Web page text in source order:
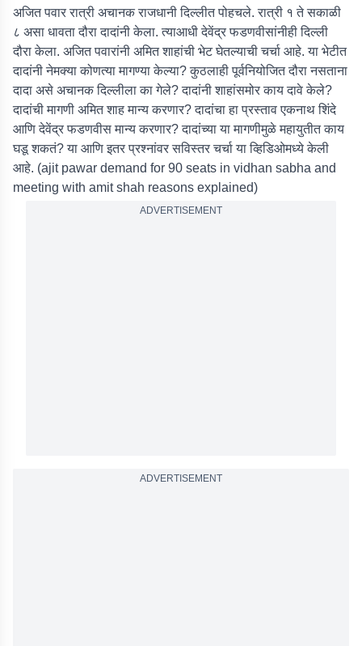
अजित पवार रात्री अचानक राजधानी दिल्लीत पोहचले. रात्री १ ते सकाळी
८ असा धावता दौरा दादांनी केला. त्याआधी देवेंद्र फडणवीसांनीही दिल्ली
दौरा केला. अजित पवारांनी अमित शाहांची भेट घेतल्याची चर्चा आहे. या भेटीत
दादांनी नेमक्या कोणत्या मागण्या केल्या? कुठलाही पूर्वनियोजित दौरा नसताना
दादा असे अचानक दिल्लीला का गेले? दादांनी शाहांसमोर काय दावे केले?
दादांची मागणी अमित शाह मान्य करणार? दादांचा हा प्रस्ताव एकनाथ शिंदे
आणि देवेंद्र फडणवीस मान्य करणार? दादांच्या या मागणीमुळे महायुतीत काय
घडू शकतं? या आणि इतर प्रश्नांवर सविस्तर चर्चा या व्हिडिओमध्ये केली
आहे. (ajit pawar demand for 90 seats in vidhan sabha and
meeting with amit shah reasons explained)
ADVERTISEMENT
ADVERTISEMENT